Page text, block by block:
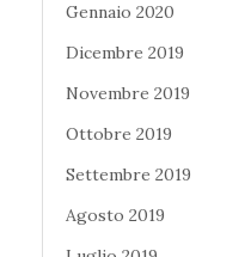
Gennaio 2020
Dicembre 2019
Novembre 2019
Ottobre 2019
Settembre 2019
Agosto 2019